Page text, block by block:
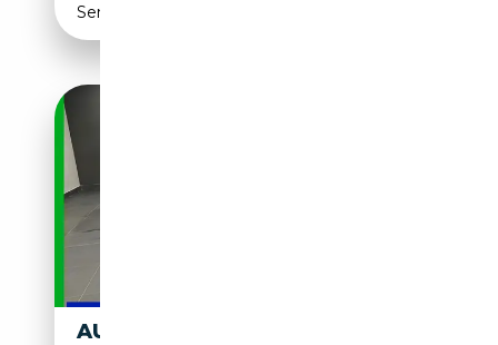
Semi-automatique
AUDI A5 2.7 V6 TDI